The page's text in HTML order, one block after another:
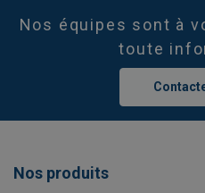
Nos équipes sont à
toute
Nos produits